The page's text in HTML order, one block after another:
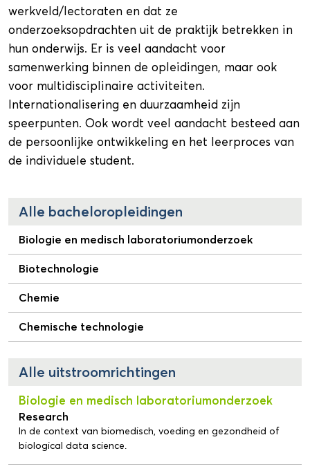
werkveld/lectoraten en dat ze
onderzoeksopdrachten uit de praktijk betrekken in
hun onderwijs. Er is veel aandacht voor
samenwerking binnen de opleidingen, maar ook
voor multidisciplinaire activiteiten.
Internationalisering en duurzaamheid zijn
speerpunten. Ook wordt veel aandacht besteed aan
de persoonlijke ontwikkeling en het leerproces van
de individuele student.
Alle bacheloropleidingen
Biologie en medisch laboratoriumonderzoek
Biotechnologie
Chemie
Chemische technologie
Alle uitstroomrichtingen
Biologie en medisch laboratoriumonderzoek
Research
In de context van biomedisch, voeding en gezondheid of
biological data science.